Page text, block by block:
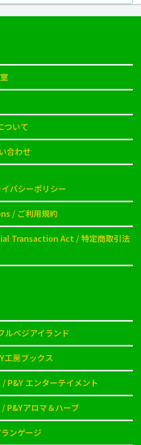
ついて
合わせ
バシーポリシー
/ ご利用規約
Transaction Act / 特定商取引法
ルベジアイランド
工房ブックス
エンターテイメント
P&Yアロマ＆ハーブ
ンゲージ